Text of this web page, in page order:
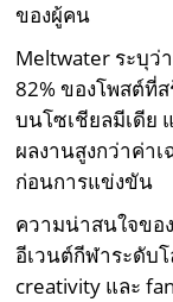
ของผู้คน
Meltwater ระบุว่
82% ของโพสต์ที่
บนโซเชียลมีเดีย
ผลงานสูงกว่าค่า
ก่อนการแข่งขัน
ความน่าสนใจขอ
อีเวนต์กีฬาระดับ
creativity และ